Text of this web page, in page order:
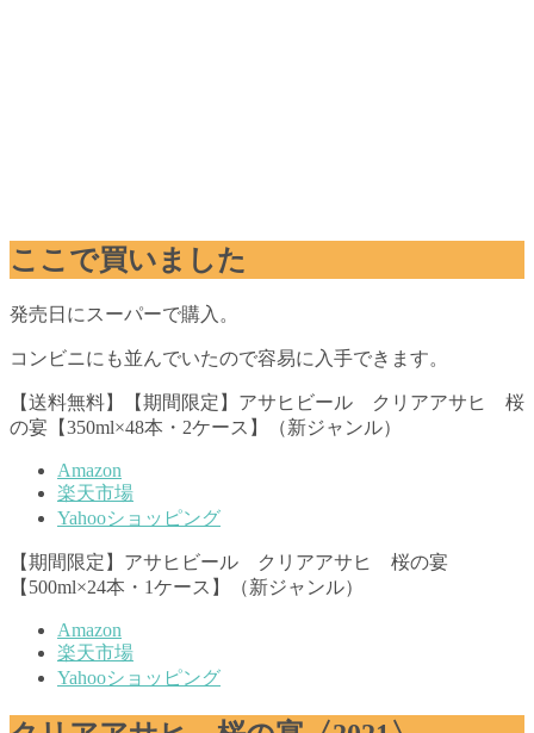
ここで買いました
発売日にスーパーで購入。
コンビニにも並んでいたので容易に入手できます。
【送料無料】【期間限定】アサヒビール クリアアサヒ 桜
の宴【350ml×48本・2ケース】（新ジャンル）
Amazon
楽天市場
Yahooショッピング
【期間限定】アサヒビール クリアアサヒ 桜の宴
【500ml×24本・1ケース】（新ジャンル）
Amazon
楽天市場
Yahooショッピング